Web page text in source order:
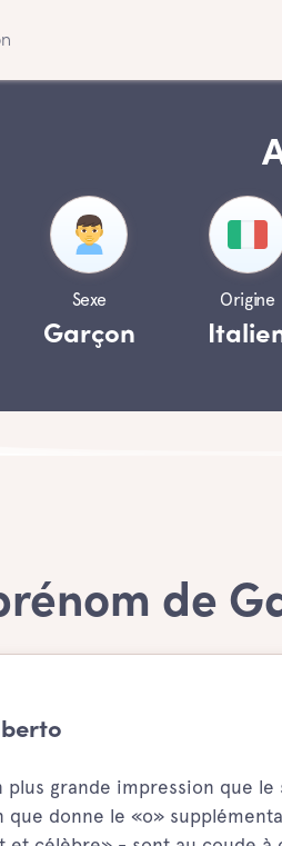
Sexe
Garçon
Origine
de
grande impression que
donne le «o»